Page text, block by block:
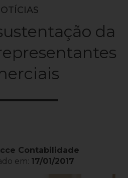
da
Contabilidade
em: 17/01/2017